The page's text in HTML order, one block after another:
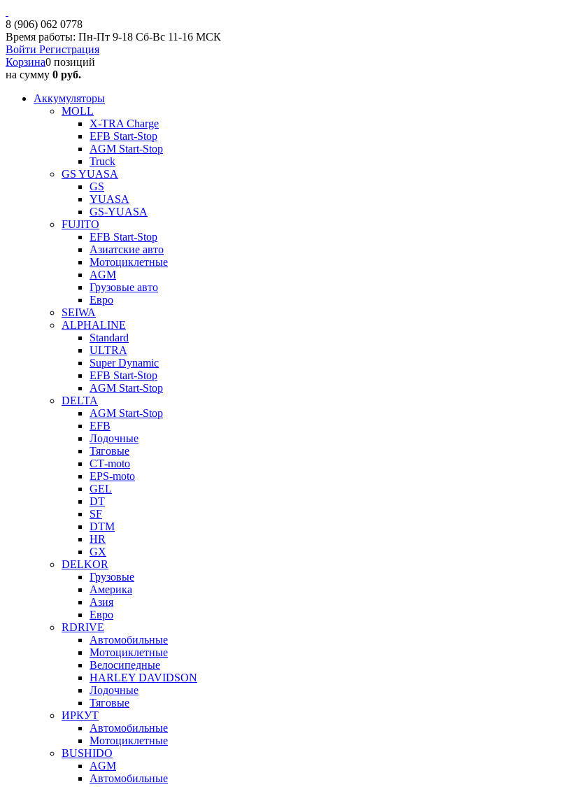
8 (906) 062 0778
Время работы: Пн-Пт 9-18 Сб-Вс 11-16 МСК
Войти Регистрация
Корзина0 позиций
на сумму 0 руб.
Аккумуляторы
MOLL
X-TRA Charge
EFB Start-Stop
AGM Start-Stop
Truck
GS YUASA
GS
YUASA
GS-YUASA
FUJITO
EFB Start-Stop
Азиатские авто
Мотоциклетные
AGM
Грузовые авто
Евро
SEIWA
ALPHALINE
Standard
ULTRA
Super Dynamic
EFB Start-Stop
AGM Start-Stop
DELTA
AGM Start-Stop
EFB
Лодочные
Тяговые
СТ-moto
EPS-moto
GEL
DT
SF
DTM
HR
GX
DELKOR
Грузовые
Америка
Азия
Евро
RDRIVE
Автомобильные
Мотоциклетные
Велосипедные
HARLEY DAVIDSON
Лодочные
Тяговые
ИРКУТ
Автомобильные
Мотоциклетные
BUSHIDO
AGM
Автомобильные